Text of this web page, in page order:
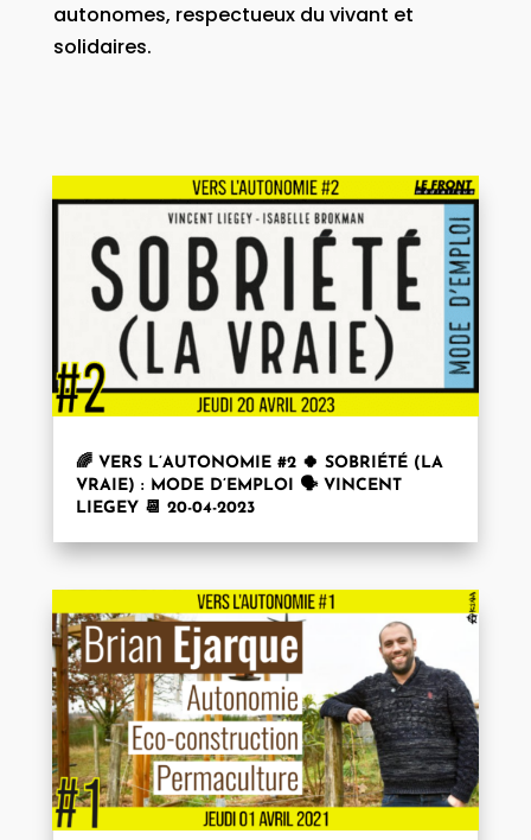
autonomes, respectueux du vivant et
solidaires.
🌈 VERS L’AUTONOMIE #2 🍀 SOBRIÉTÉ (LA
VRAIE) : MODE D’EMPLOI 🗣️ VINCENT
LIEGEY 📆 20-04-2023